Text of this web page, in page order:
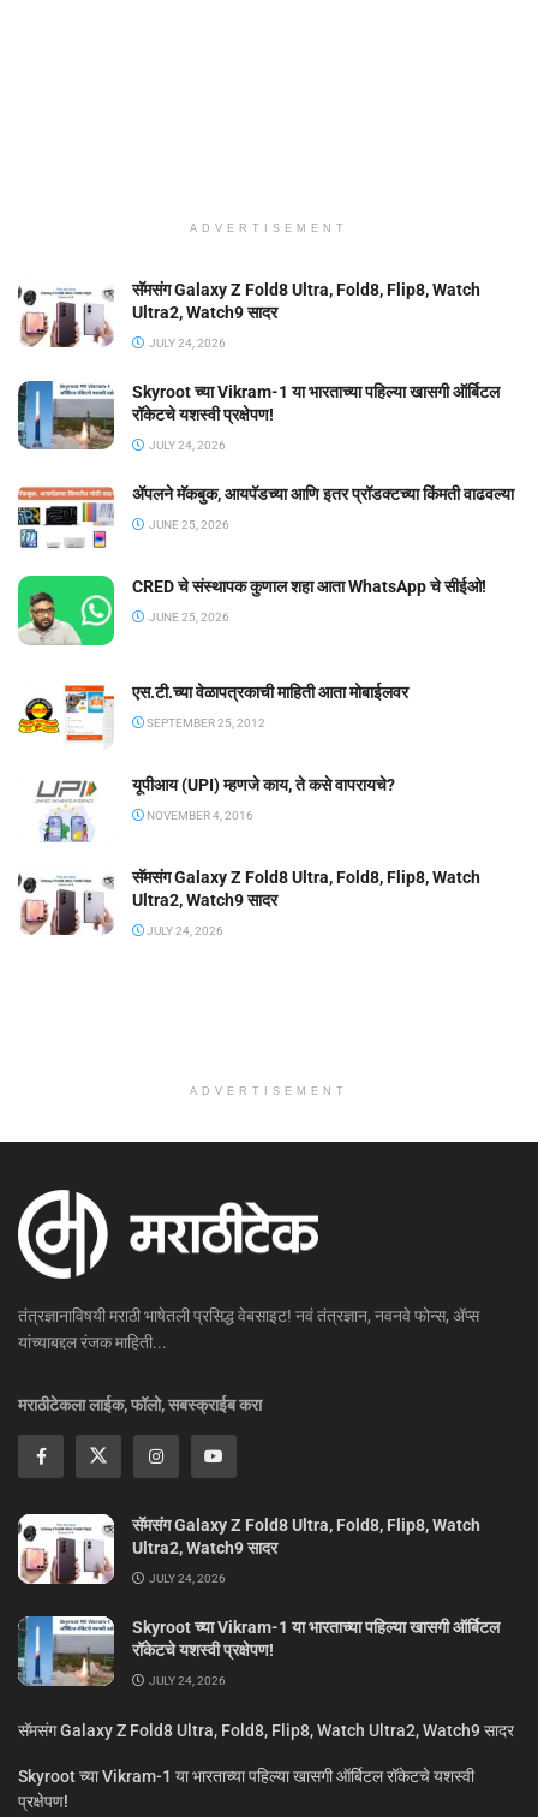
ADVERTISEMENT
सॅमसंग Galaxy Z Fold8 Ultra, Fold8, Flip8, Watch
Ultra2, Watch9 सादर
JULY 24, 2026
Skyroot च्या Vikram-1 या भारताच्या पहिल्या खासगी ऑर्बिटल
रॉकेटचे यशस्वी प्रक्षेपण!
JULY 24, 2026
ॲपलने मॅकबुक, आयपॅडच्या आणि इतर प्रॉडक्टच्या किंमती वाढवल्या
JUNE 25, 2026
CRED चे संस्थापक कुणाल शहा आता WhatsApp चे सीईओ!
JUNE 25, 2026
एस.टी.च्या वेळापत्रकाची माहिती आता मोबाईलवर
SEPTEMBER 25, 2012
यूपीआय (UPI) म्हणजे काय, ते कसे वापरायचे?
NOVEMBER 4, 2016
सॅमसंग Galaxy Z Fold8 Ultra, Fold8, Flip8, Watch
Ultra2, Watch9 सादर
JULY 24, 2026
ADVERTISEMENT
तंत्रज्ञानाविषयी मराठी भाषेतली प्रसिद्ध वेबसाइट! नवं तंत्रज्ञान, नवनवे फोन्स, ॲप्स
यांच्याबद्दल रंजक माहिती...
मराठीटेकला लाईक, फॉलो, सबस्क्राईब करा
सॅमसंग Galaxy Z Fold8 Ultra, Fold8, Flip8, Watch
Ultra2, Watch9 सादर
JULY 24, 2026
Skyroot च्या Vikram-1 या भारताच्या पहिल्या खासगी ऑर्बिटल
रॉकेटचे यशस्वी प्रक्षेपण!
JULY 24, 2026
सॅमसंग Galaxy Z Fold8 Ultra, Fold8, Flip8, Watch Ultra2, Watch9 सादर
Skyroot च्या Vikram-1 या भारताच्या पहिल्या खासगी ऑर्बिटल रॉकेटचे यशस्वी
प्रक्षेपण!